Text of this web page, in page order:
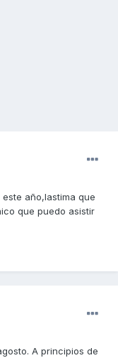
año,lastima que
que puedo asistir
A principios de